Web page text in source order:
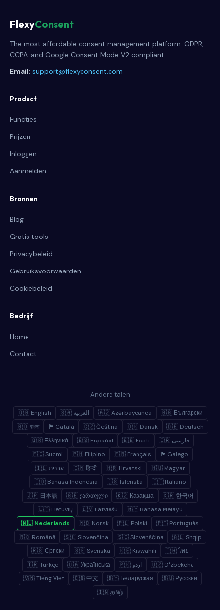
FlexyConsent
The most affordable consent management platform. GDPR,
CCPA, and Google Consent Mode V2 compliant.
Email: support@flexyconsent.com
Product
Functies
Prijzen
Inloggen
Aanmelden
Bronnen
Blog
Gratis tools
Privacybeleid
Gebruiksvoorwaarden
Cookiebeleid
Bedrijf
Home
Contact
Andere talen
🇬🇧 English 🇸🇦 العربية 🇦🇿 Azərbaycanca
🇧🇬 Български
🇧🇩 বাংলা
🏴 Català 🇨🇿 Čeština 🇩🇰 Dansk
🇩🇪 Deutsch
🇬🇷 Ελληνικά
🇪🇸 Español 🇪🇪 Eesti
🇮🇷 فارسی
🇫🇮 Suomi
🇵🇭 Filipino 🇫🇷 Français
🏴 Galego
🇮🇱 עברית
🇮🇳 हिन्दी 🇭🇷 Hrvatski
🇭🇺 Magyar
🇮🇩 Bahasa Indonesia
🇮🇸 Íslenska
🇮🇹 Italiano
🇯🇵 日本語
🇬🇪 ქართული 🇰🇿 Қазақша
🇰🇷 한국어
🇱🇹 Lietuvių
🇱🇻 Latviešu
🇲🇾 Bahasa Melayu
🇳🇱 Nederlands
🇳🇴 Norsk 🇵🇱 Polski
🇵🇹 Português
🇷🇴 Română
🇸🇰 Slovenčina 🇸🇮 Slovenščina
🇦🇱 Shqip
🇷🇸 Српски
🇸🇪 Svenska 🇰🇪 Kiswahili
🇹🇭 ไทย
🇹🇷 Türkçe
🇺🇦 Українська 🇵🇰 اردو
🇺🇿 Oʻzbekcha
🇻🇳 Tiếng Việt
🇨🇳 中文 🇧🇾 Беларуская
🇷🇺 Русский
🇮🇳 தமிழ்